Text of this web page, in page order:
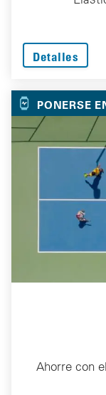
Detalles
PONERSE
Ahorre con